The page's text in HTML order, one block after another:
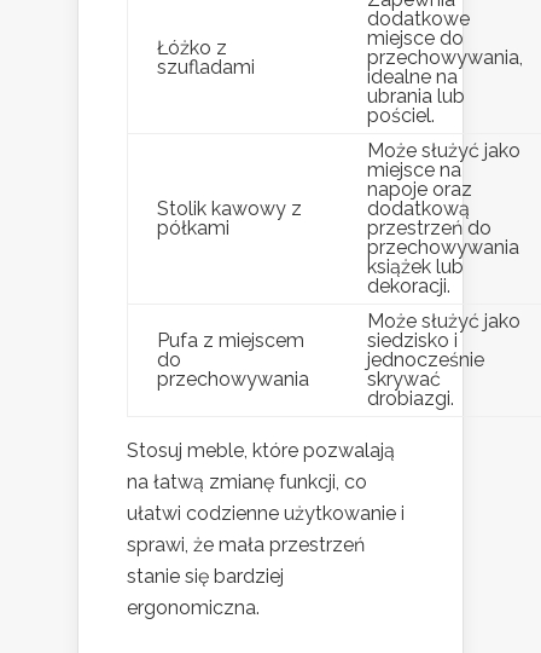
Łóżko z
szufladami
dodatkowe
miejsce do
przechowywania,
idealne na
ubrania lub
pościel.
Stolik kawowy z
półkami
Może służyć jako
miejsce na
napoje oraz
dodatkową
przestrzeń do
przechowywania
książek lub
dekoracji.
Pufa z miejscem
do
przechowywania
Może służyć jako
siedzisko i
jednocześnie
skrywać
drobiazgi.
Stosuj meble, które pozwalają
na łatwą zmianę funkcji, co
ułatwi codzienne użytkowanie i
sprawi, że mała przestrzeń
stanie się bardziej
ergonomiczna.